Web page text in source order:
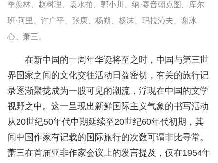
季羡林、赵树理、袁水拍、郭小川、纳·赛音朝克图、库尔
班·阿里、许广平、张庚、杨朔、杨沫、玛拉沁夫、谢冰
心、萧三。
在新中国的十周年华诞将至之时，中国与第三世
界国家之间的文化交往活动日益密切，有关的旅行记
录逐渐聚拢成为一股可见的潮流，浮现在中国的文学
视野之中。这一呈现出新鲜国际主义气象的书写活动
从20世纪50年代中期延续至20世纪60年代初期，其
间中国作家有记载的国际旅行的次数可谓非比寻常。
萧三在首届亚非作家会议上的发言提及，仅在1954年